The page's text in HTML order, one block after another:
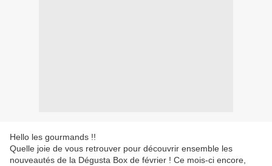
Hello les gourmands !!
Quelle joie de vous retrouver pour découvrir ensemble les
nouveautés de la Dégusta Box de février ! Ce mois-ci encore,